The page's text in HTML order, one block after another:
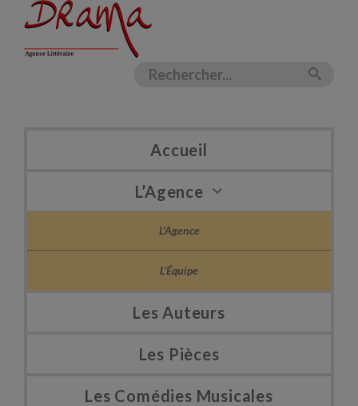
Accueil
L’Agence
L’Agence
L’Équipe
Les Auteurs
Les Pièces
Les Comédies Musicales